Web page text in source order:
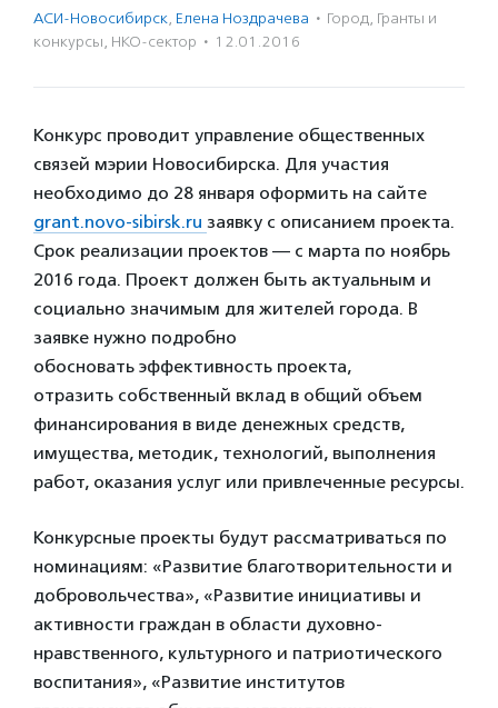
АСИ-Новосибирск, Елена Ноздрачева · Город, Гранты и
конкурсы, НКО-сектор · 12.01.2016
Конкурс проводит управление общественных
связей мэрии Новосибирска. Для участия
необходимо до 28 января оформить на сайте
grant.novo-sibirsk.ru заявку с описанием проекта.
Срок реализации проектов — с марта по ноябрь
2016 года. Проект должен быть актуальным и
социально значимым для жителей города. В
заявке нужно подробно
обосновать эффективность проекта,
отразить собственный вклад в общий объем
финансирования в виде денежных средств,
имущества, методик, технологий, выполнения
работ, оказания услуг или привлеченные ресурсы.
Конкурсные проекты будут рассматриваться по
номинациям: «Развитие благотворительности и
добровольчества», «Развитие инициативы и
активности граждан в области духовно-
нравственного, культурного и патриотического
воспитания», «Развитие институтов